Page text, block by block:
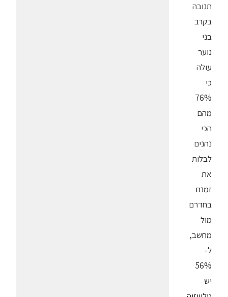
תנובה
בקרב
בני
נוער
עולה
כי
76%
מהם
הכי
נהנים
לבלות
את
זמנם
בחדרם
מול
מחשב,
ל-
56%
יש